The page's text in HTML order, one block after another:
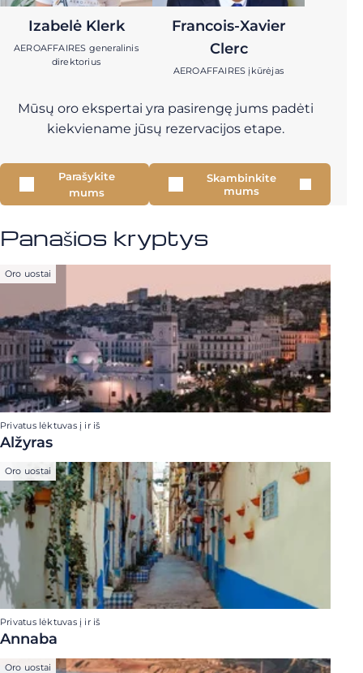
Izabelė Klerk
AEROAFFAIRES generalinis
direktorius
Francois-Xavier
Clerc
AEROAFFAIRES įkūrėjas
Mūsų oro ekspertai yra pasirengę jums padėti
kiekviename jūsų rezervacijos etape.
Parašykite
mums
Skambinkite
mums
Panašios kryptys
Oro uostai
Privatus lėktuvas į ir iš
Alžyras
Oro uostai
Privatus lėktuvas į ir iš
Annaba
Oro uostai